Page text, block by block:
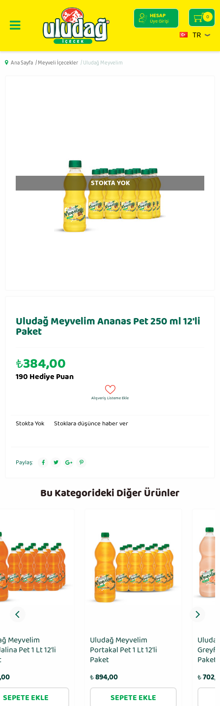
0
HESAP
Üye Girişi
TR
Ana Sayfa / Meyveli İçecekler / Uludağ Meyvelim
STOKTA YOK
Uludağ Meyvelim Ananas Pet 250 ml 12'li
Paket
₺384,00
190 Hediye Puan
Alışveriş Listeme Ekle
Stokta Yok Stoklara düşünce haber ver
Paylaş:
Bu Kategorideki Diğer Ürünler
Uludağ Meyvelim
Portakal Pet 1 Lt 12'li
SEPETE EKLE
Uludağ Meyvelim
Greyfurt Pet 1 Lt 12'li
SEPETE EKLE